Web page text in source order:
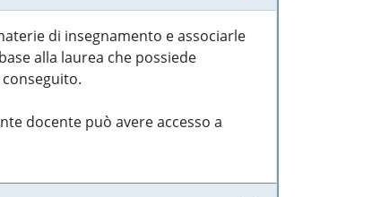
di insegnamento e associarle
alla laurea che possiede
docente può avere accesso a